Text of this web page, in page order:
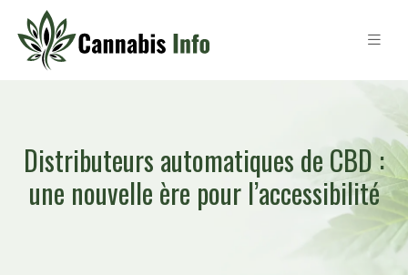
Distributeurs automatiques de CBD :
une nouvelle ère pour l’accessibilité